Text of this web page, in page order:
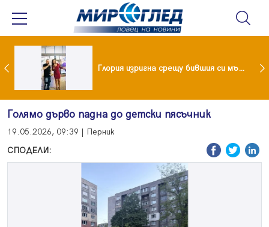
Мария и майка си построиха къща от 8000 стъклени бутилки Глория изригна срещу бившия си мъж: Беше със 120-килограмова жена! Искаше бърза печалба...
Голямо дърво падна до детски пясъчник
19.05.2026, 09:39 | Перник
СПОДЕЛИ: